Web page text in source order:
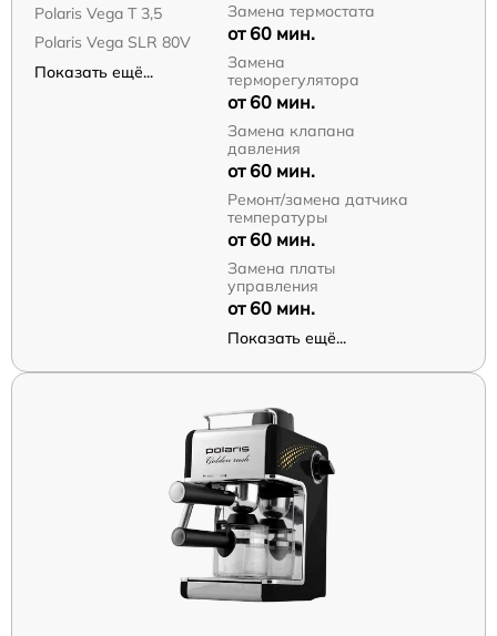
Polaris Vega T 3,5
Polaris Vega SLR 80V
Показать ещё...
Замена термостата
от 60 мин.
Замена
терморегулятора
от 60 мин.
Замена клапана
давления
от 60 мин.
Ремонт/замена датчика
температуры
от 60 мин.
Замена платы
управления
от 60 мин.
Показать ещё...